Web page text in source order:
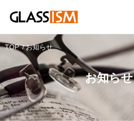
お知らせ
TOP お知らせ